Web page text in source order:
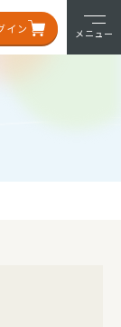
イン メニュー